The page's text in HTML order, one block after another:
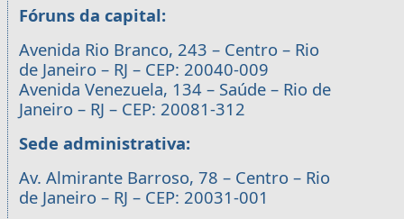
Fóruns da capital:
Avenida Rio Branco, 243 – Centro – Rio
de Janeiro – RJ – CEP: 20040-009
Avenida Venezuela, 134 – Saúde – Rio de
Janeiro – RJ – CEP: 20081-312
Sede administrativa:
Av. Almirante Barroso, 78 – Centro – Rio
de Janeiro – RJ – CEP: 20031-001